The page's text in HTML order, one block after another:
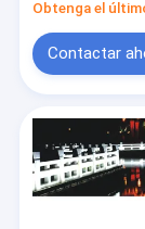
Productos
Sobre
accesorios
libre de tierra
acento del
Obtenga el
Contactar